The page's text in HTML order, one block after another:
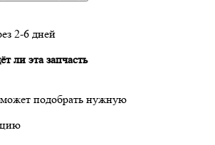
2-6 дней
ли эта запчасть
подобрать нужную